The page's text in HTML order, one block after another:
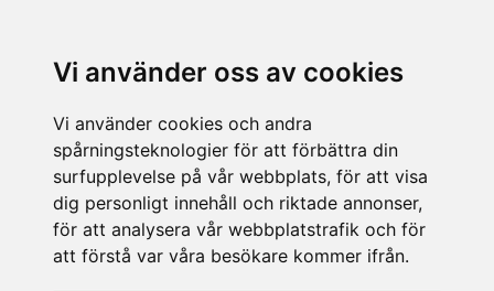
Vi använder oss av cookies
Vi använder cookies och andra
spårningsteknologier för att förbättra din
surfupplevelse på vår webbplats, för att visa
dig personligt innehåll och riktade annonser,
för att analysera vår webbplatstrafik och för
att förstå var våra besökare kommer ifrån.